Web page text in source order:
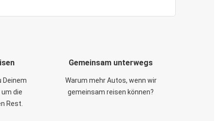
Deinem
die
Rest.
Gemeinsam unterwegs
Warum mehr Autos, wenn wir
gemeinsam reisen können?